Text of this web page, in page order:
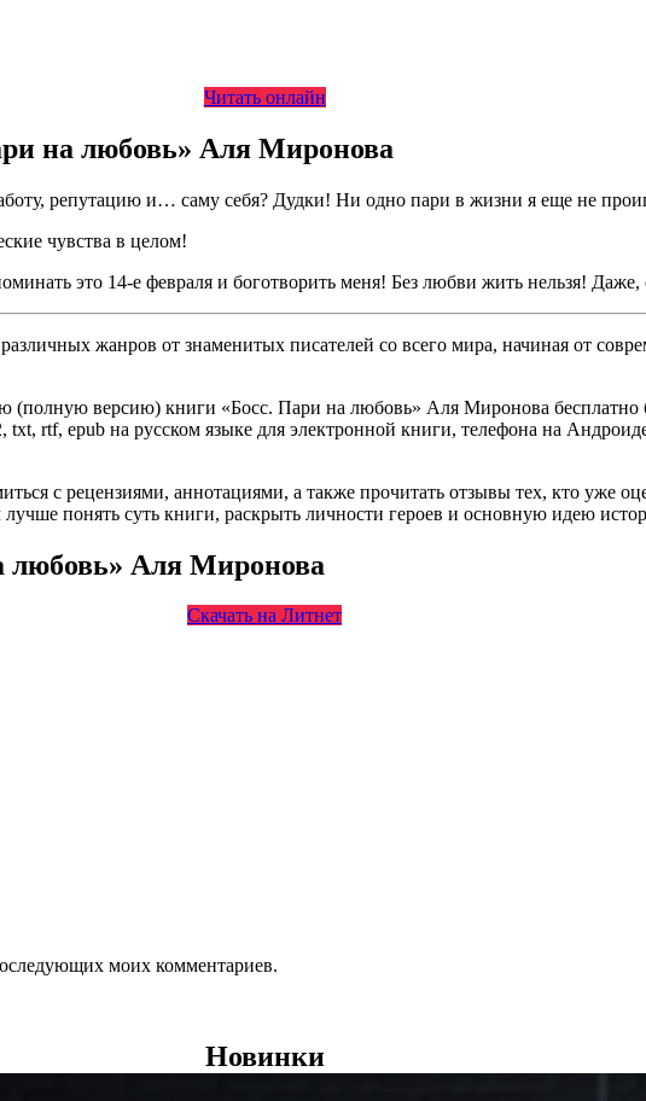
Читать онлайн
на любовь» Аля Миронова
репутацию и… саму себя? Дудки! Ни одно пари в жизни я еще не
чувства в целом!
это 14-е февраля и боготворить меня! Без любви жить нельзя!
жанров от знаменитых писателей со всего мира, начиная от
(полную версию) книги «Босс. Пари на любовь» Аля Миронова бесплатно
txt, rtf, epub на русском языке для электронной книги, телефона на
с рецензиями, аннотациями, а также прочитать отзывы тех, кто уже
понять суть книги, раскрыть личности героев и основную идею
любовь» Аля Миронова
Скачать на Литнет
моих комментариев.
Новинки